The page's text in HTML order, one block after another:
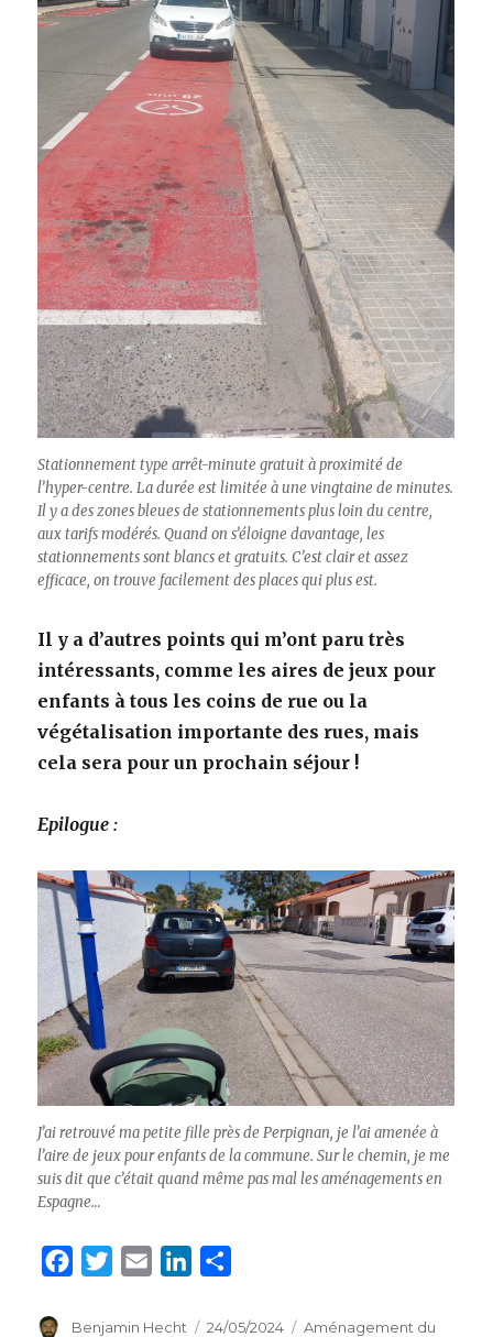
Stationnement type arrêt-minute gratuit à proximité de
l’hyper-centre. La durée est limitée à une vingtaine de minutes.
Il y a des zones bleues de stationnements plus loin du centre,
aux tarifs modérés. Quand on s’éloigne davantage, les
stationnements sont blancs et gratuits. C’est clair et assez
efficace, on trouve facilement des places qui plus est.
Il y a d’autres points qui m’ont paru très
intéressants, comme les aires de jeux pour
enfants à tous les coins de rue ou la
végétalisation importante des rues, mais
cela sera pour un prochain séjour !
Epilogue :
J’ai retrouvé ma petite fille près de Perpignan, je l’ai amenée à
l’aire de jeux pour enfants de la commune. Sur le chemin, je me
suis dit que c’était quand même pas mal les aménagements en
Espagne…
c
T
i
a
n
r
Auteur
Benjamin Hecht
Publié
24/05/2024 Catégories
Aménagement du